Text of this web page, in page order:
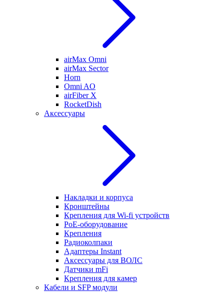
airMax Omni
airMax Sector
Horn
Omni AO
airFiber X
RocketDish
Аксессуары
Накладки и корпуса
Кронштейны
Крепления для Wi-fi устройств
РоЕ-оборудование
Крепления
Радиоколпаки
Адаптеры Instant
Аксессуары для ВОЛС
Датчики mFi
Крепления для камер
Кабели и SFP модули